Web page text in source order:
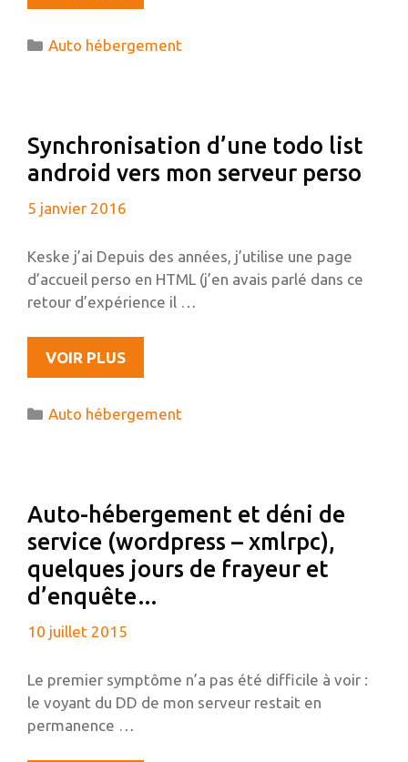
HÉBERGEMENT
PAGE
Catégories
Auto hébergement
Synchronisation d’une todo list
android vers mon serveur perso
5 janvier 2016
Keske j’ai Depuis des années, j’utilise une page
d’accueil perso en HTML (j’en avais parlé dans ce
retour d’expérience il …
VOIR PLUSSYNCHRONISATION
D’UNE
LIST
SERVEUR
PERSO
Catégories
Auto hébergement
Auto-hébergement et déni de
service (wordpress – xmlrpc),
quelques jours de frayeur et
d’enquête…
10 juillet 2015
Le premier symptôme n’a pas été difficile à voir :
le voyant du DD de mon serveur restait en
permanence …